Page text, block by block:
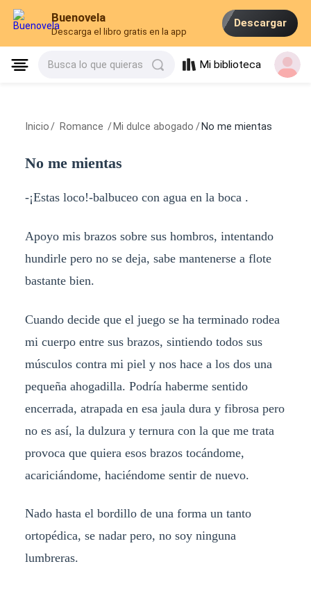
Buenovela
Descarga el libro gratis en la app
Descargar
Busca lo que quieras Mi biblioteca
Inicio / Romance / Mi dulce abogado / No me mientas
No me mientas
-¡Estas loco!-balbuceo con agua en la boca .
Apoyo mis brazos sobre sus hombros, intentando
hundirle pero no se deja, sabe mantenerse a flote
bastante bien.
Cuando decide que el juego se ha terminado rodea
mi cuerpo entre sus brazos, sintiendo todos sus
músculos contra mi piel y nos hace a los dos una
pequeña ahogadilla. Podría haberme sentido
encerrada, atrapada en esa jaula dura y fibrosa pero
no es así, la dulzura y ternura con la que me trata
provoca que quiera esos brazos tocándome,
acariciándome, haciéndome sentir de nuevo.
Nado hasta el bordillo de una forma un tanto
ortopédica, se nadar pero, no soy ninguna
lumbreras.